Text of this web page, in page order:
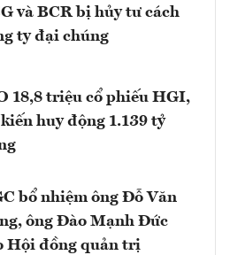
và BCR bị hủy tư cách
ty đại chúng
18,8 triệu cổ phiếu HGI,
huy động 1.139 tỷ
bổ nhiệm ông Đỗ Văn
ông Đào Mạnh Đức
Hội đồng quản trị